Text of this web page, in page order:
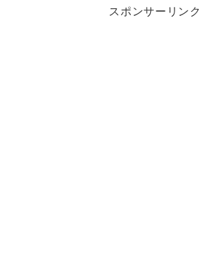
スポンサーリンク